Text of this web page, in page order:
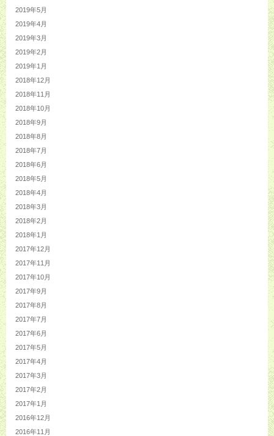
2019年5月
2019年4月
2019年3月
2019年2月
2019年1月
2018年12月
2018年11月
2018年10月
2018年9月
2018年8月
2018年7月
2018年6月
2018年5月
2018年4月
2018年3月
2018年2月
2018年1月
2017年12月
2017年11月
2017年10月
2017年9月
2017年8月
2017年7月
2017年6月
2017年5月
2017年4月
2017年3月
2017年2月
2017年1月
2016年12月
2016年11月